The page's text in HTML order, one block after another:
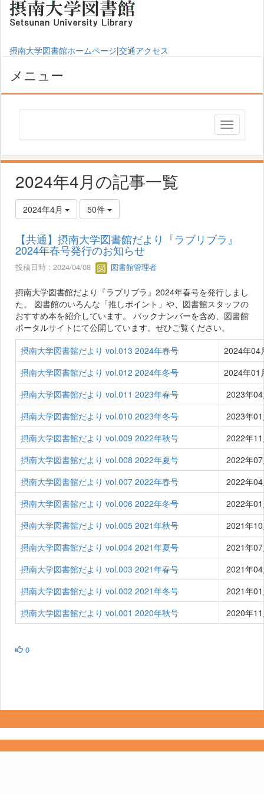
摂南大学図書館ホームページ|交通アクセス
メニュー
2024年4月の記事一覧
2024年4月 50件
【共通】摂南大学図書館だより『ラブリブラ』
2024年春号発行のお知らせ
投稿日時 : 2024/04/08 図書館管理者
摂南大学図書館だより『ラブリブラ』2024年春号を発行しまし
た。 図書館のいろんな「推しポイント」や、図書館スタッフの
おすすめ本を紹介しています。 バックナンバーを含め、図書館
ポータルサイトにて公開しています。ぜひご覧ください。
摂南大学図書館だより vol.013 2024年春号
2024年04
摂南大学図書館だより vol.012 2024年冬号
2024年01
摂南大学図書館だより vol.011 2023年春号
2023年
摂南大学図書館だより vol.010 2023年冬号
2023年
摂南大学図書館だより vol.009 2022年秋号
2022年
摂南大学図書館だより vol.008 2022年夏号
2022年
摂南大学図書館だより vol.007 2022年春号
2022年
摂南大学図書館だより vol.006 2022年冬号
2022年
摂南大学図書館だより vol.005 2021年秋号
2021年
摂南大学図書館だより vol.004 2021年夏号
2021年
摂南大学図書館だより vol.003 2021年春号
2021年
摂南大学図書館だより vol.002 2021年冬号
2021年
摂南大学図書館だより vol.001 2020年秋号
2020年
0